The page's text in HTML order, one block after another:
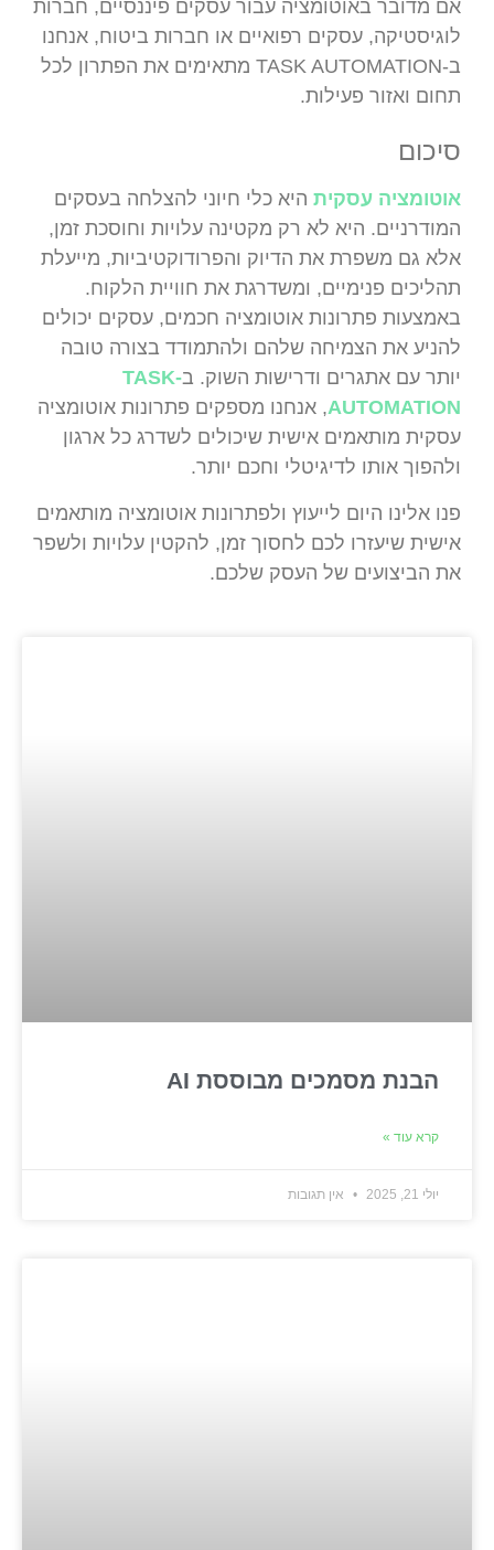
אם מדובר באוטומציה עבור עסקים פיננסיים, חברות
לוגיסטיקה, עסקים רפואיים או חברות ביטוח, אנחנו
ב-TASK AUTOMATION מתאימים את הפתרון לכל
תחום ואזור פעילות.
סיכום
אוטומציה עסקית היא כלי חיוני להצלחה בעסקים
המודרניים. היא לא רק מקטינה עלויות וחוסכת זמן,
אלא גם משפרת את הדיוק והפרודוקטיביות, מייעלת
תהליכים פנימיים, ומשדרגת את חוויית הלקוח.
באמצעות פתרונות אוטומציה חכמים, עסקים יכולים
להניע את הצמיחה שלהם ולהתמודד בצורה טובה
יותר עם אתגרים ודרישות השוק. ב -TASK
AUTOMATION, אנחנו מספקים פתרונות אוטומציה
עסקית מותאמים אישית שיכולים לשדרג כל ארגון
ולהפוך אותו לדיגיטלי וחכם יותר.
פנו אלינו היום לייעוץ ולפתרונות אוטומציה מותאמים
אישית שיעזרו לכם לחסוך זמן, להקטין עלויות ולשפר
את הביצועים של העסק שלכם.
הבנת מסמכים מבוססת AI
קרא עוד »
יולי 21, 2025 אין תגובות